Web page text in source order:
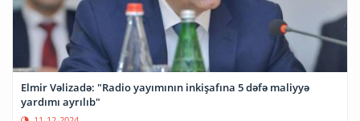
Elmir Vəlizadə: "Radio yayımının inkişafına 5 dəfə maliyyə
yardımı ayrılıb"